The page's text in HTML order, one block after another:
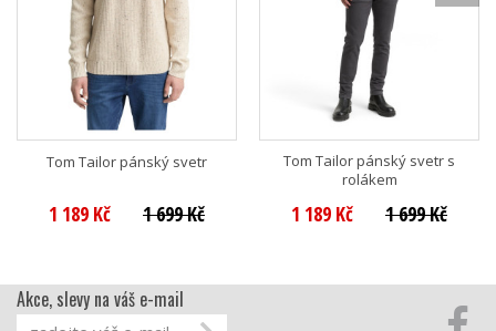
Tom Tailor pánský svetr
1 189 Kč 1 699 Kč
Tom Tailor pánský svetr s
rolákem
1 189 Kč 1 699 Kč
Akce, slevy na váš e-mail